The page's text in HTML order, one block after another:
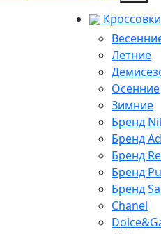
Кроссовки
Летние
Осенние
Зимние
Бренд
Бренд
Бренд
Бренд
Бренд
Chanel